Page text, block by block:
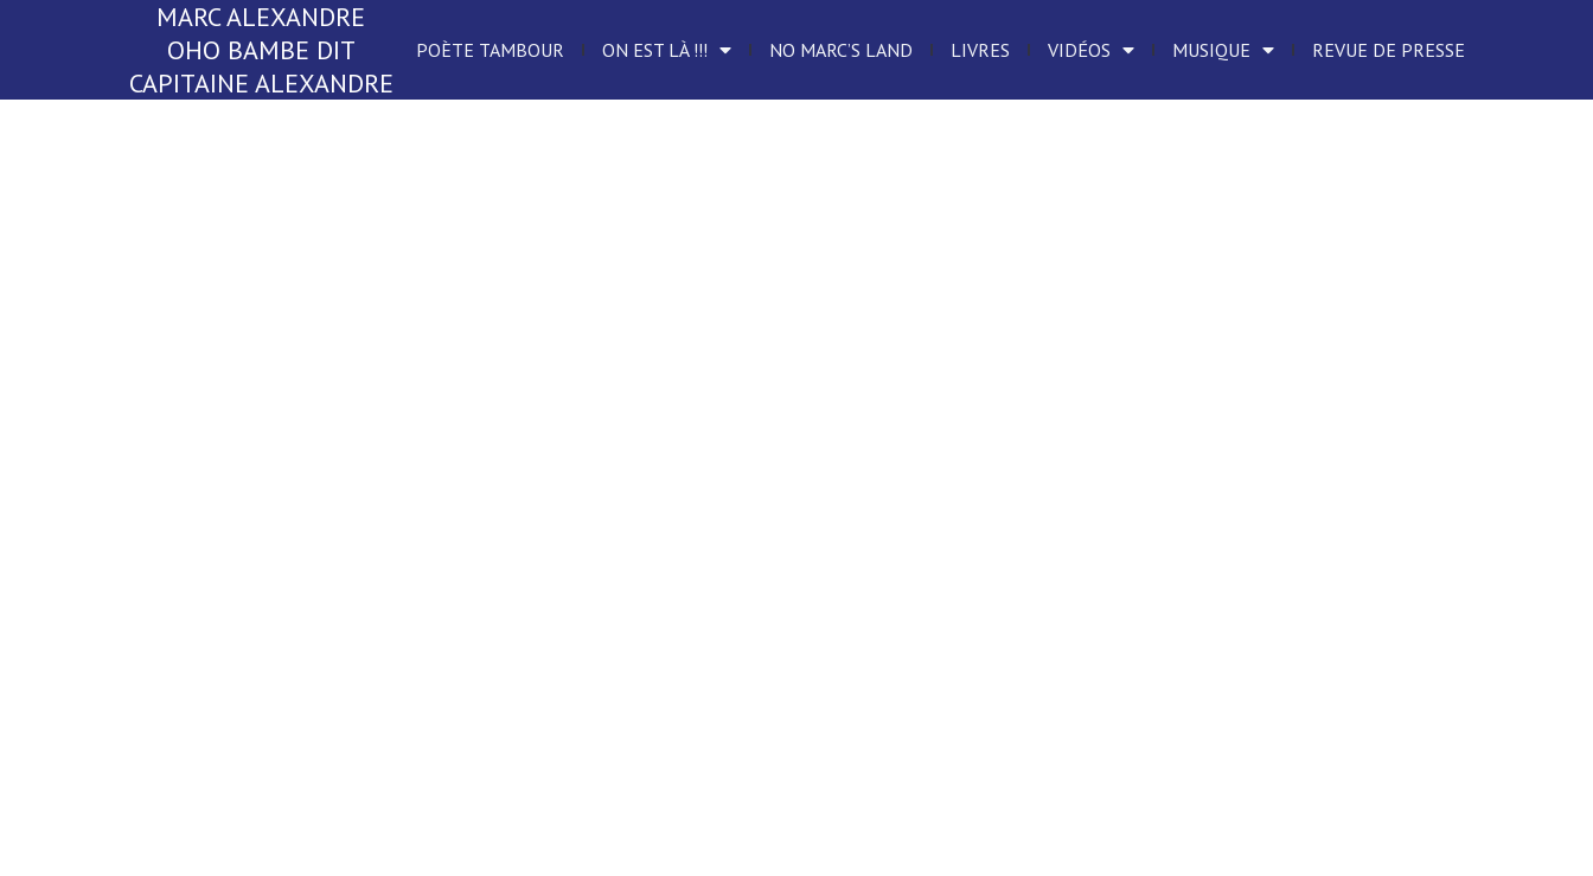
MARC ALEXANDRE
OHO BAMBE DIT
CAPITAINE ALEXANDRE
POÈTE TAMBOUR ON EST LÀ !!! NO MARC’S LAND LIVRES VIDÉOS MUSIQUE REVUE DE PRESSE